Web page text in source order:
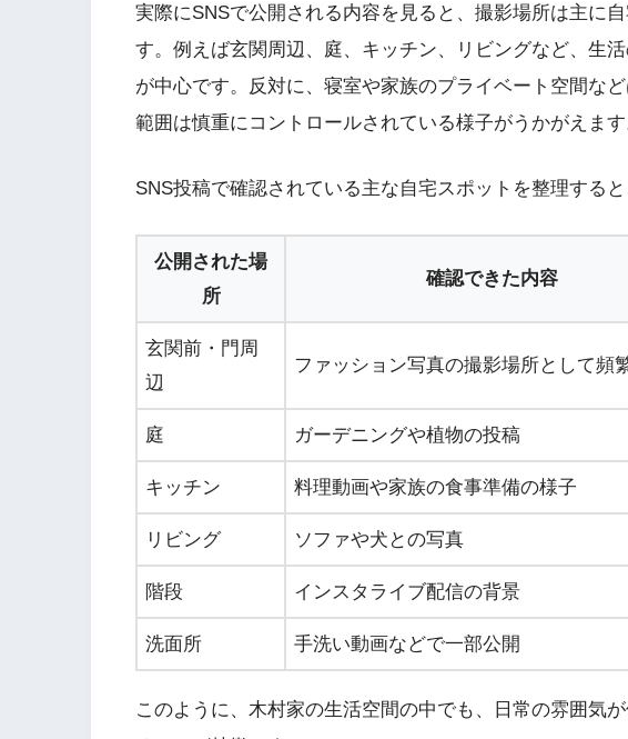
実際にSNSで公開される内容を見ると、撮影場所は主に
す。例えば玄関周辺、庭、キッチン、リビングなど、生
が中心です。反対に、寝室や家族のプライベート空間な
範囲は慎重にコントロールされている様子がうかがえます
SNS投稿で確認されている主な自宅スポットを整理すると
公開された場
所
確認できた内容
玄関前・門周
辺
ファッション写真の撮影場所として頻
庭 ガーデニングや植物の投稿
キッチン 料理動画や家族の食事準備の様子
リビング ソファや犬との写真
階段 インスタライブ配信の背景
洗面所 手洗い動画などで一部公開
このように、木村家の生活空間の中でも、日常の雰囲気